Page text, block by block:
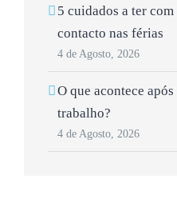
5 cuidados a ter
contacto nas férias
4 de Agosto, 2026
O que acontece
trabalho?
4 de Agosto, 2026